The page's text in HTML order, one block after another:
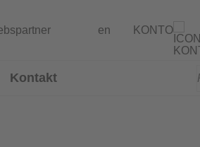
en KONTO
Kontakt